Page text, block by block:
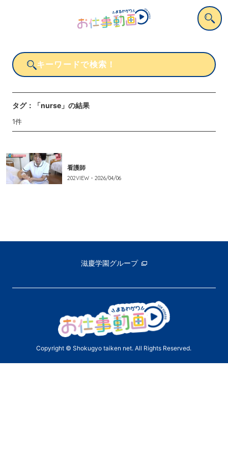
タグ： 「nurse」 の結果
1件
看護師
202VIEW・ 2026/04/06
滋慶学園グループ
Copyright © Shokugyo taiken net. All Rights Reserved.